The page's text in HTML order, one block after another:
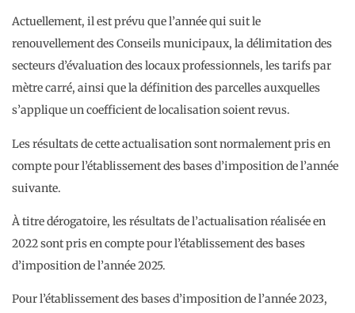
Actuellement, il est prévu que l’année qui suit le
renouvellement des Conseils municipaux, la délimitation des
secteurs d’évaluation des locaux professionnels, les tarifs par
mètre carré, ainsi que la définition des parcelles auxquelles
s’applique un coefficient de localisation soient revus.
Les résultats de cette actualisation sont normalement pris en
compte pour l’établissement des bases d’imposition de l’année
suivante.
À titre dérogatoire, les résultats de l’actualisation réalisée en
2022 sont pris en compte pour l’établissement des bases
d’imposition de l’année 2025.
Pour l’établissement des bases d’imposition de l’année 2023,